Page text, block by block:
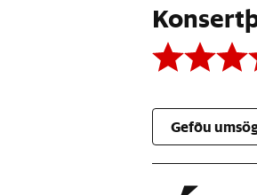
Gefðu